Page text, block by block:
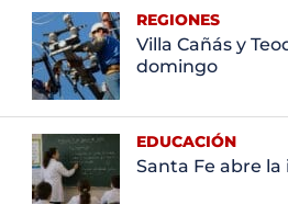
REGIONES
Villa Cañás y
domingo
EDUCACIÓN
Santa Fe abre